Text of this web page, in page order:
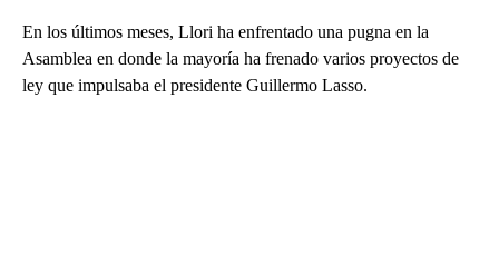
En los últimos meses, Llori ha enfrentado una pugna en la
Asamblea en donde la mayoría ha frenado varios proyectos de
ley que impulsaba el presidente Guillermo Lasso.